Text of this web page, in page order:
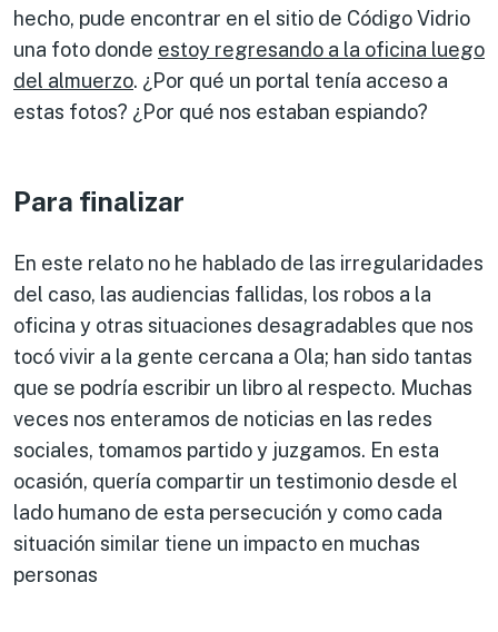
hecho, pude encontrar en el sitio de Código Vidrio
una foto donde estoy regresando a la oficina luego
del almuerzo. ¿Por qué un portal tenía acceso a
estas fotos? ¿Por qué nos estaban espiando?
Para finalizar
En este relato no he hablado de las irregularidades
del caso, las audiencias fallidas, los robos a la
oficina y otras situaciones desagradables que nos
tocó vivir a la gente cercana a Ola; han sido tantas
que se podría escribir un libro al respecto. Muchas
veces nos enteramos de noticias en las redes
sociales, tomamos partido y juzgamos. En esta
ocasión, quería compartir un testimonio desde el
lado humano de esta persecución y como cada
situación similar tiene un impacto en muchas
personas